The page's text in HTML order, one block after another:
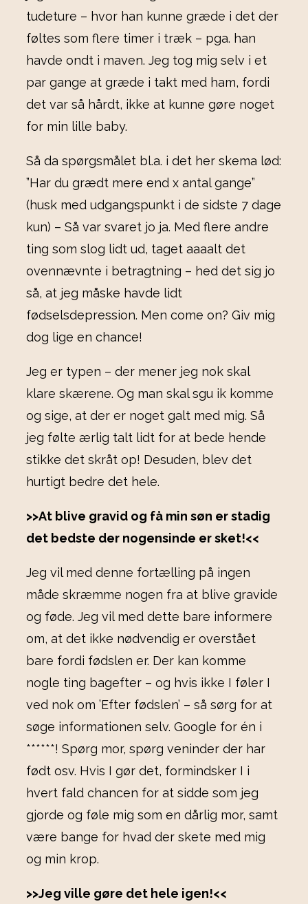
tudeture – hvor han kunne græde i det der
føltes som flere timer i træk – pga. han
havde ondt i maven. Jeg tog mig selv i et
par gange at græde i takt med ham, fordi
det var så hårdt, ikke at kunne gøre noget
for min lille baby.
Så da spørgsmålet bl.a. i det her skema lød:
”Har du grædt mere end x antal gange”
(husk med udgangspunkt i de sidste 7 dage
kun) – Så var svaret jo ja. Med flere andre
ting som slog lidt ud, taget aaaalt det
ovennævnte i betragtning – hed det sig jo
så, at jeg måske havde lidt
fødselsdepression. Men come on? Giv mig
dog lige en chance!
Jeg er typen – der mener jeg nok skal
klare skærene. Og man skal sgu ik komme
og sige, at der er noget galt med mig. Så
jeg følte ærlig talt lidt for at bede hende
stikke det skråt op! Desuden, blev det
hurtigt bedre det hele.
>>At blive gravid og få min søn er stadig
det bedste der nogensinde er sket!<<
Jeg vil med denne fortælling på ingen
måde skræmme nogen fra at blive gravide
og føde. Jeg vil med dette bare informere
om, at det ikke nødvendig er overstået
bare fordi fødslen er. Der kan komme
nogle ting bagefter – og hvis ikke I føler I
ved nok om ’Efter fødslen’ – så sørg for at
søge informationen selv. Google for én i
******! Spørg mor, spørg veninder der har
født osv. Hvis I gør det, formindsker I i
hvert fald chancen for at sidde som jeg
gjorde og føle mig som en dårlig mor, samt
være bange for hvad der skete med mig
og min krop.
>>Jeg ville gøre det hele igen!<<